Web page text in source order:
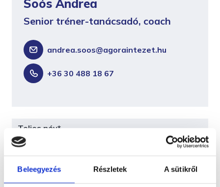
Beleegyezés Részletek A sütikről
Soós Andrea
Senior tréner-tanácsadó, coach
andrea.soos@agoraintezet.hu
+36 30 488 18 67